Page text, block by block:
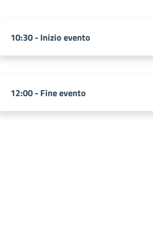
10:30 - Inizio evento
12:00 - Fine evento